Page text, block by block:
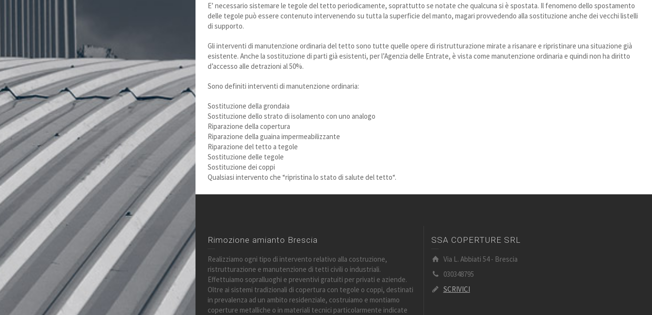
E’ necessario sistemare le tegole del tetto periodicamente, soprattutto se notate che qualcuna si è spostata. Il fenomeno dello spostamento
delle tegole può essere contenuto intervenendo su tutta la superficie del manto, magari provvedendo alla sostituzione anche dei vecchi listelli
di supporto.
Gli interventi di manutenzione ordinaria del tetto sono tutte quelle opere di ristrutturazione mirate a risanare e ripristinare una situazione già
esistente. Anche la sostituzione di parti già esistenti, per l’Agenzia delle Entrate, è vista come manutenzione ordinaria e quindi non ha diritto
d’accesso alle detrazioni al 50%.
Sono definiti interventi di manutenzione ordinaria:
Sostituzione della grondaia
Sostituzione dello strato di isolamento con uno analogo
Riparazione della copertura
Riparazione della guaina impermeabilizzante
Riparazione del tetto a tegole
Sostituzione delle tegole
Sostituzione dei coppi
Qualsiasi intervento che “ripristina lo stato di salute del tetto“.
Rimozione amianto Brescia
Realizziamo ogni tipo di intervento relativo alla costruzione,
ristrutturazione e manutenzione di tetti civili o industriali.
Effettuiamo sopralluoghi e preventivi gratuiti per privati e aziende.
Oltre ai sistemi tradizionali di copertura con tegole o coppi, destinati
in prevalenza ad un ambito residenziale, costruiamo e montiamo
coperture metalliche o in materiali tecnici particolarmente indicate
SSA COPERTURE SRL
Via L. Abbiati 54 - Brescia
030348795
SCRIVICI